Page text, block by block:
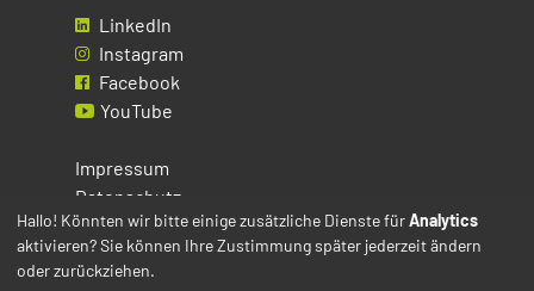
LinkedIn
Instagram
Facebook
YouTube
Impressum
Datenschutz
Cookies
Hallo! Könnten wir bitte einige zusätzliche Dienste fürAnalytics
aktivieren? Sie können Ihre Zustimmung später jederzeit ändern
oder zurückziehen.